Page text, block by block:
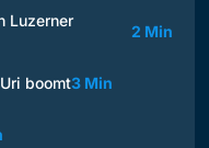
Luzerner
2 Min
boomt3 Min